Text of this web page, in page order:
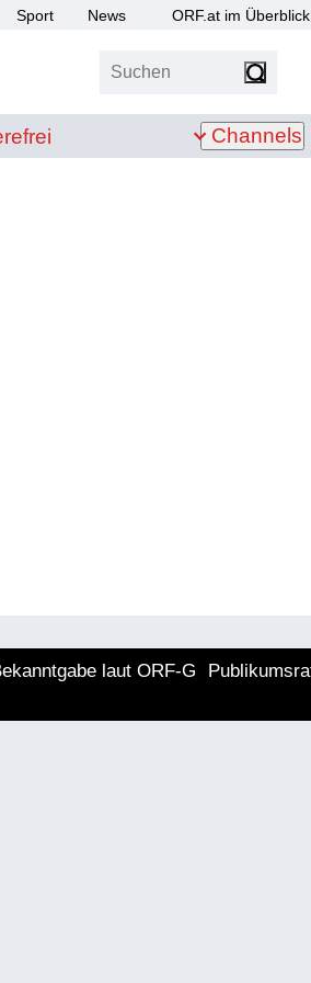
Sport News ORF.at im Überblick
Suchen
Channels
laut ORF-G